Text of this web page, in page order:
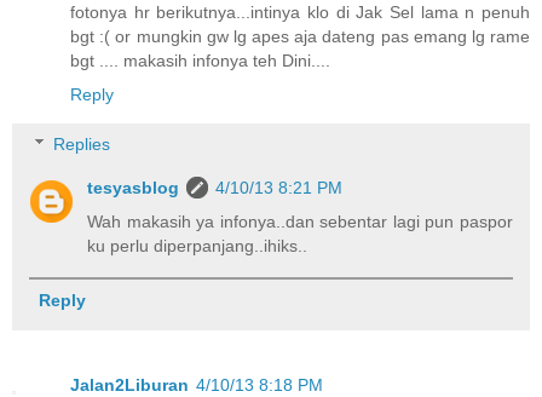
fotonya hr berikutnya...intinya klo di Jak Sel lama n penuh
bgt :( or mungkin gw lg apes aja dateng pas emang lg rame
bgt .... makasih infonya teh Dini....
Reply
Replies
tesyasblog
4/10/13 8:21 PM
Wah makasih ya infonya..dan sebentar lagi pun paspor
ku perlu diperpanjang..ihiks..
Reply
Jalan2Liburan 4/10/13 8:18 PM